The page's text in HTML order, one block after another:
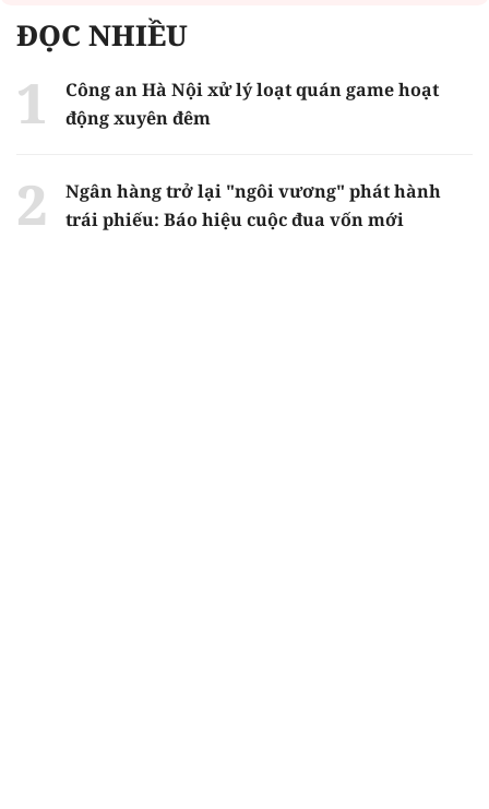
ĐỌC NHIỀU
Công an Hà Nội xử lý loạt quán game hoạt
động xuyên đêm
Ngân hàng trở lại "ngôi vương" phát hành
trái phiếu: Báo hiệu cuộc đua vốn mới